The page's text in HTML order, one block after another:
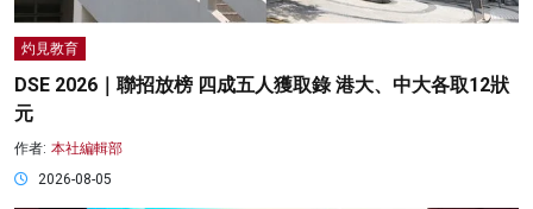
灼見教育
DSE 2026｜聯招放榜 四成五人獲取錄 港大、中大各取12狀
元
作者: 本社編輯部
2026-08-05